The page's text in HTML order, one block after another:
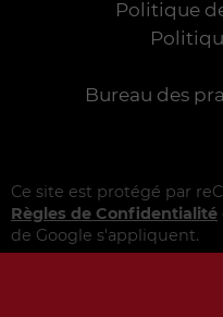
Politique
Bureau des
Ce site est protégé par
Règles de Confidentialité
de Google s'appliquent.